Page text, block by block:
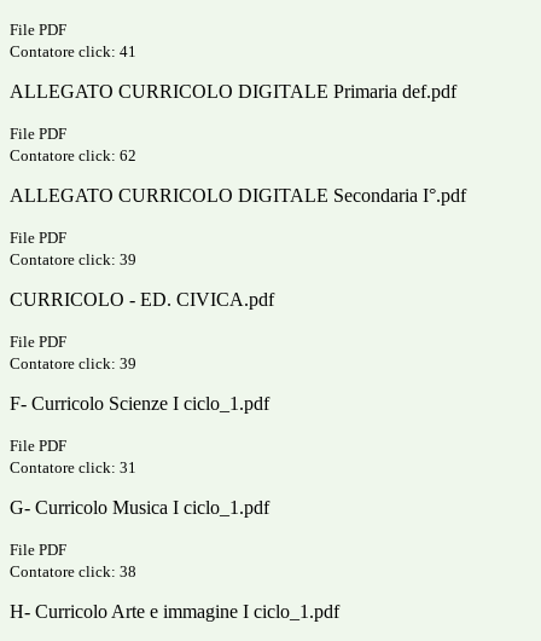
File PDF
Contatore click: 41
ALLEGATO CURRICOLO DIGITALE Primaria def.pdf
File PDF
Contatore click: 62
ALLEGATO CURRICOLO DIGITALE Secondaria I°.pdf
File PDF
Contatore click: 39
CURRICOLO - ED. CIVICA.pdf
File PDF
Contatore click: 39
F- Curricolo Scienze I ciclo_1.pdf
File PDF
Contatore click: 31
G- Curricolo Musica I ciclo_1.pdf
File PDF
Contatore click: 38
H- Curricolo Arte e immagine I ciclo_1.pdf